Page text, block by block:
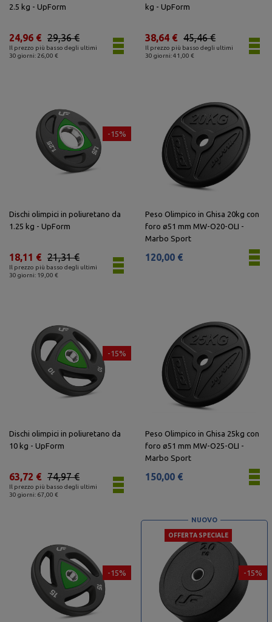
2.5 kg - UpForm
Il prezzo più basso degli ultimi
30 giorni: 26,00 €
29,36 €
24,96 €
kg - UpForm
Il prezzo più basso degli ultimi
30 giorni: 41,00 €
45,46 €
38,64 €
-15%
Dischi olimpici in poliuretano da
1.25 kg - UpForm
Il prezzo più basso degli ultimi
30 giorni: 19,00 €
21,31 €
18,11 €
Peso Olimpico in Ghisa 20kg con
foro ø51 mm MW-O20-OLI -
Marbo Sport
120,00 €
-15%
Dischi olimpici in poliuretano da
10 kg - UpForm
Il prezzo più basso degli ultimi
30 giorni: 67,00 €
74,97 €
63,72 €
Peso Olimpico in Ghisa 25kg con
foro ø51 mm MW-O25-OLI -
Marbo Sport
150,00 €
-15% -15%
OFFERTA SPECIALE
NUOVO